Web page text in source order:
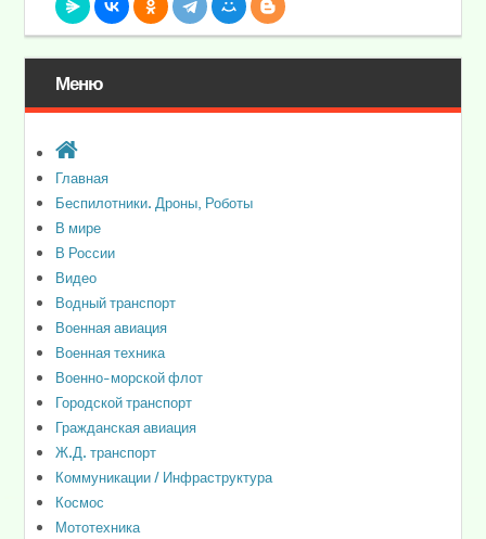
Меню
Главная
Беспилотники. Дроны, Роботы
В мире
В России
Видео
Водный транспорт
Военная авиация
Военная техника
Военно-морской флот
Городской транспорт
Гражданская авиация
Ж.Д. транспорт
Коммуникации / Инфраструктура
Космос
Мототехника